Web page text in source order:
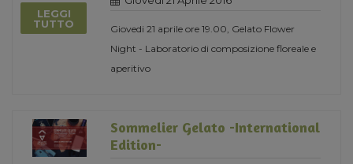
LEGGI
TUTTO
Giovedi 21 aprile ore 19.00, Gelato Flower
Night - Laboratorio di composizione floreale e
aperitivo
Sommelier Gelato -International
Edition-